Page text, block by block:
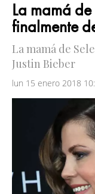
La mamá
finalmente
La mamá de
Justin Bieber
lun 15 enero 2018